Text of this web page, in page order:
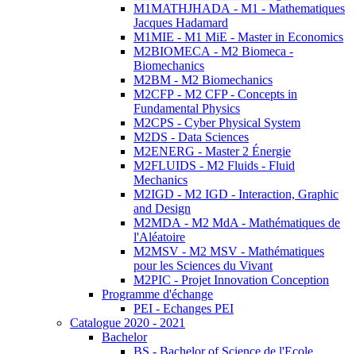
M1MATHJHADA - M1 - Mathematiques
Jacques Hadamard
M1MIE - M1 MiE - Master in Economics
M2BIOMECA - M2 Biomeca -
Biomechanics
M2BM - M2 Biomechanics
M2CFP - M2 CFP - Concepts in
Fundamental Physics
M2CPS - Cyber Physical System
M2DS - Data Sciences
M2ENERG - Master 2 Énergie
M2FLUIDS - M2 Fluids - Fluid
Mechanics
M2IGD - M2 IGD - Interaction, Graphic
and Design
M2MDA - M2 MdA - Mathématiques de
l'Aléatoire
M2MSV - M2 MSV - Mathématiques
pour les Sciences du Vivant
M2PIC - Projet Innovation Conception
Programme d'échange
PEI - Echanges PEI
Catalogue 2020 - 2021
Bachelor
BS - Bachelor of Science de l'Ecole